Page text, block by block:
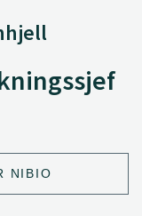
NIBIO